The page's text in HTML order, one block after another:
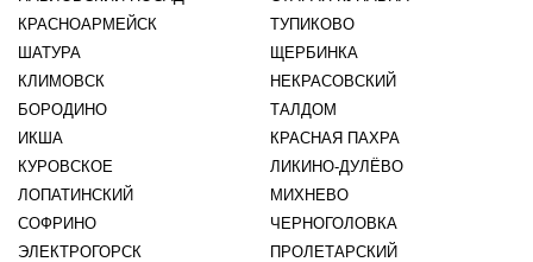
КРАСНОАРМЕЙСК
ТУПИКОВО
ШАТУРА
ЩЕРБИНКА
КЛИМОВСК
НЕКРАСОВСКИЙ
БОРОДИНО
ТАЛДОМ
ИКША
КРАСНАЯ ПАХРА
КУРОВСКОЕ
ЛИКИНО-ДУЛЁВО
ЛОПАТИНСКИЙ
МИХНЕВО
СОФРИНО
ЧЕРНОГОЛОВКА
ЭЛЕКТРОГОРСК
ПРОЛЕТАРСКИЙ